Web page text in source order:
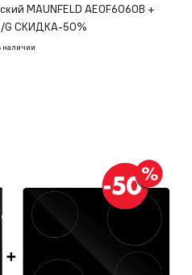
MAUNFELD AEOF6060B +
G СКИДКА-50%
наличии